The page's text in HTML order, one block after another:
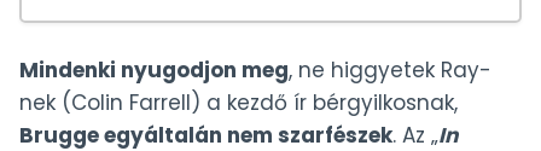
Brugge látnivalók, utazás, fotók
Belga tengerpart – ZeeBrugge,
Blankenberge, Oostende
Mindenki nyugodjon meg, ne higgyetek Ray-
nek (Colin Farrell) a kezdő ír bérgyilkosnak,
Brugge egyáltalán nem szarfészek. Az „In